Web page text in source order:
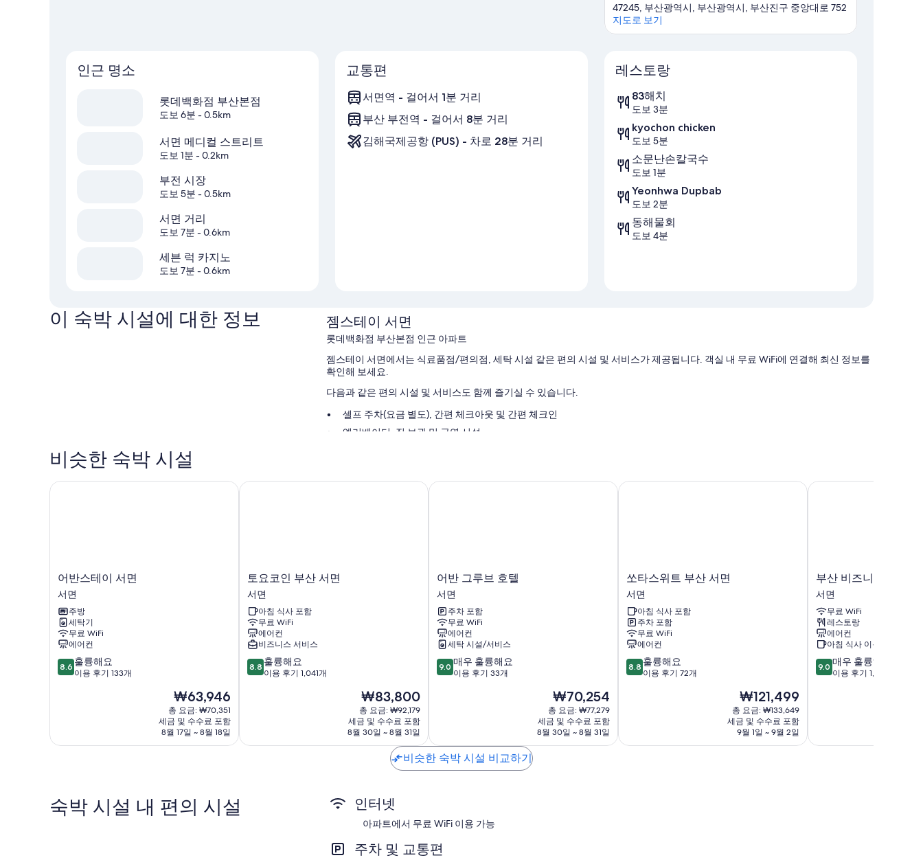
47245, 부산광역시, 부산광역시, 부산진구 중앙대로 752
지도로 보기
인근 명소
롯데백화점 부산본점
도보 6분 - 0.5km
서면 메디컬 스트리트
도보 1분 - 0.2km
부전 시장
도보 5분 - 0.5km
서면 거리
도보 7분 - 0.6km
세븐 럭 카지노
도보 7분 - 0.6km
교통편
서면역 - 걸어서 1분 거리
부산 부전역 - 걸어서 8분 거리
김해국제공항 (PUS) - 차로 28분 거리
레스토랑
83해치
도보 3분
kyochon chicken
도보 5분
소문난손칼국수
도보 1분
Yeonhwa Dupbab
도보 2분
동해물회
도보 4분
이 숙박 시설에 대한 정보 젬스테이 서면
롯데백화점 부산본점 인근 아파트
젬스테이 서면에서는 식료품점/편의점, 세탁 시설 같은 편의 시설 및 서비스가 제공됩니다. 객실 내 무료 WiFi에 연결해 최신 정보를
확인해 보세요.
다음과 같은 편의 시설 및 서비스도 함께 즐기실 수 있습니다.
셀프 주차(요금 별도), 간편 체크아웃 및 간편 체크인
엘리베이터, 짐 보관 및 금연 시설
바닥 난방, 난방 및 하우스키핑 서비스(횟수 제한)
비슷한 숙박 시설
어
반
스
테
이
서
면
서
면
어반스테이 서면
서면
주방
세탁기
무료 WiFi
에어컨
10
점
훌
이
용
8.6 훌륭해요
이용 후기 133개
현
재
요
금
₩63,946
₩63,946
총 요금: ₩70,351
세금 및 수수료 포함
8월 17일 ~ 8월 18일
어반스테이 서면
토
요
코
인
부
산
서
면
서
토요코인 부산 서면
서면
아침 식사 포함
무료 WiFi
에어컨
비즈니스 서비스
10
점
훌
8.8 훌륭해요
이용 후기 1,041개
현
재
요
금
₩83,800
₩83,800
총 요금: ₩92,179
세금 및 수수료 포함
8월 30일 ~ 8월 31일
토요코인 부산 서면
어
반
그
루
브
호
텔
서
면
어반 그루브 호텔
서면
주차 포함
무료 WiFi
에어컨
세탁 시설/서비스
10
점
매
우
훌
이
후
9.0 매우 훌륭해요
이용 후기 33개
현
재
요
금
₩70,254
₩70,254
총 요금: ₩77,279
세금 및 수수료 포함
8월 30일 ~ 8월 31일
어반 그루브 호텔
쏘
타
스
위
트
부
산
서
면
쏘타스위트 부산 서면
서면
아침 식사 포함
주차 포함
무료 WiFi
에어컨
10
점
훌
8.8 훌륭해요
이용 후기 72개
현
재
요
금
₩121,499
₩121,499
총 요금: ₩133,649
세금 및 수수료 포함
9월 1일 ~ 9월 2일
쏘타스위트 부산 서면
부
산
비
즈
니
스
호
텔
서
부산 비즈니스 호텔
서면
무료 WiFi
레스토랑
에어컨
아침 식사 이용 가능
10
점
매
9.0 매우 훌륭해요
이용 후기 1,297개
부산 비즈니스 호텔
비슷한 숙박 시설 비교하기
숙박 시설 내 편의 시설 인터넷
아파트에서 무료 WiFi 이용 가능
주차 및 교통편